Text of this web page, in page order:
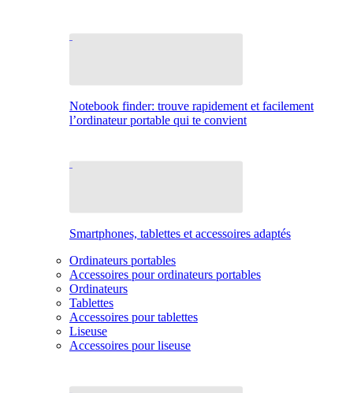
Notebook finder: trouve rapidement et facilement
l’ordinateur portable qui te convient
Smartphones, tablettes et accessoires adaptés
Ordinateurs portables
Accessoires pour ordinateurs portables
Ordinateurs
Tablettes
Accessoires pour tablettes
Liseuse
Accessoires pour liseuse